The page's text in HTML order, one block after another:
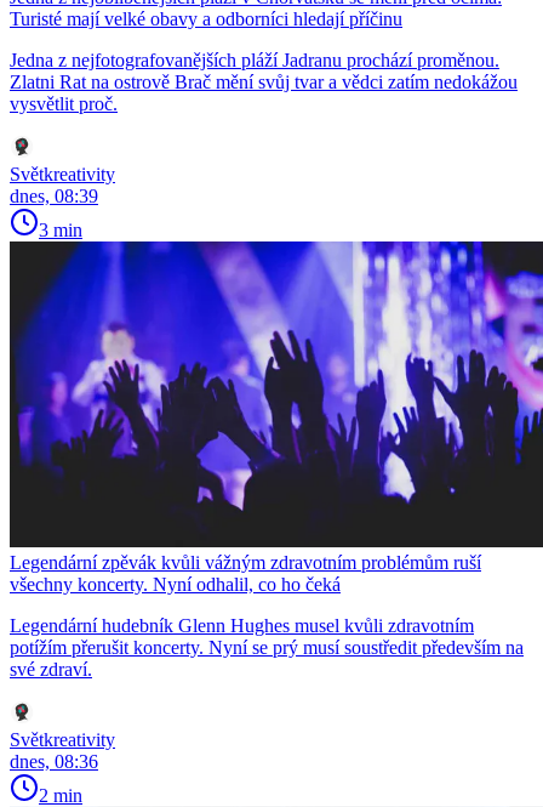
Turisté mají velké obavy a odborníci hledají příčinu
Jedna z nejfotografovanějších pláží Jadranu prochází proměnou.
Zlatni Rat na ostrově Brač mění svůj tvar a vědci zatím nedokážou
vysvětlit proč.
Světkreativity
dnes, 08:39
3 min
Legendární zpěvák kvůli vážným zdravotním problémům ruší
všechny koncerty. Nyní odhalil, co ho čeká
Legendární hudebník Glenn Hughes musel kvůli zdravotním
potížím přerušit koncerty. Nyní se prý musí soustředit především na
své zdraví.
Světkreativity
dnes, 08:36
2 min